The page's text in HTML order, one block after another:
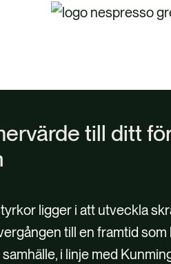
till ditt
ligger i att utveckla
till en framtid som
i linje med